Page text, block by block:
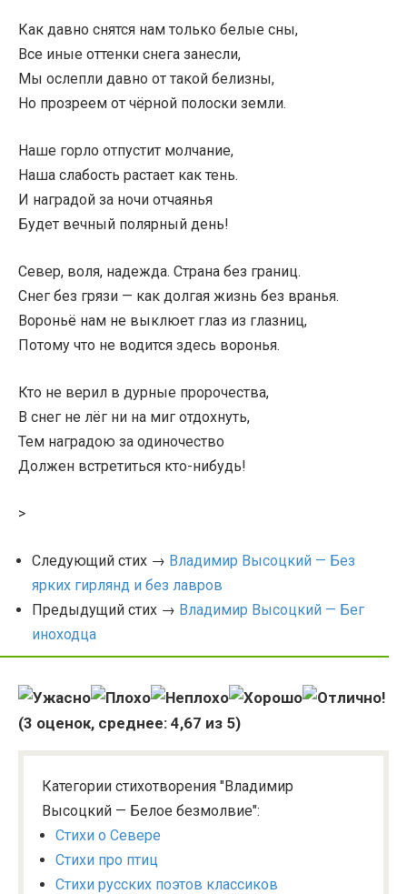
Как давно снятся нам только белые сны,
Все иные оттенки снега занесли,
Мы ослепли давно от такой белизны,
Но прозреем от чёрной полоски земли.
Наше горло отпустит молчание,
Наша слабость растает как тень.
И наградой за ночи отчаянья
Будет вечный полярный день!
Север, воля, надежда. Страна без границ.
Снег без грязи — как долгая жизнь без вранья.
Вороньё нам не выклюет глаз из глазниц,
Потому что не водится здесь воронья.
Кто не верил в дурные пророчества,
В снег не лёг ни на миг отдохнуть,
Тем наградою за одиночество
Должен встретиться кто-нибудь!
>
Следующий стих → Владимир Высоцкий — Без
ярких гирлянд и без лавров
Предыдущий стих → Владимир Высоцкий — Бег
иноходца
(3 оценок, среднее: 4,67 из 5)
Категории стихотворения "Владимир
Высоцкий — Белое безмолвие":
Стихи о Севере
Стихи про птиц
Стихи русских поэтов классиков